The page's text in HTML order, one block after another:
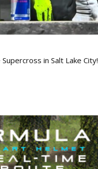
in Salt Lake City!